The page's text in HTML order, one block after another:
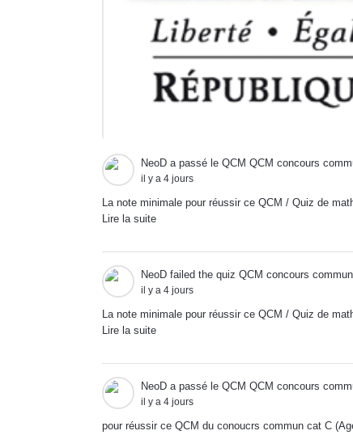
NeoD a passé le QCM QCM concours
il y a 4 jours
La note minimale pour réussir ce QCM / Quiz de
Lire la suite
NeoD failed the quiz QCM concours
il y a 4 jours
La note minimale pour réussir ce QCM / Quiz de
Lire la suite
NeoD a passé le QCM QCM concours
il y a 4 jours
pour réussir ce QCM du conoucrs commun cat C